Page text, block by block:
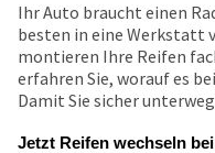
Ihr Auto braucht einen
besten in eine Werkstatt
montieren Ihre Reifen
erfahren Sie, worauf es
Damit Sie sicher
Jetzt Reifen wechseln